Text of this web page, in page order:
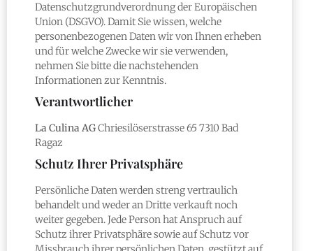
Datenschutzgrundverordnung der Europäischen
Union (DSGVO). Damit Sie wissen, welche
personenbezogenen Daten wir von Ihnen erheben
und für welche Zwecke wir sie verwenden,
nehmen Sie bitte die nachstehenden
Informationen zur Kenntnis.
Verantwortlicher
La Culina AGChriesilöserstrasse 65 7310 Bad
Ragaz
Schutz Ihrer Privatsphäre
Persönliche Daten werden streng vertraulich
behandelt und weder an Dritte verkauft noch
weiter gegeben. Jede Person hat Anspruch auf
Schutz ihrer Privatsphäre sowie auf Schutz vor